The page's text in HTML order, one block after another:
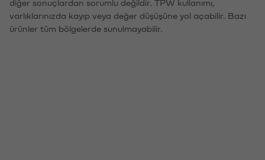
diğer sonuçlardan sorumlu değildir. TPW kullanımı,
varlıklarınızda kayıp veya değer düşüşüne yol açabilir. Bazı
ürünler tüm bölgelerde sunulmayabilir.